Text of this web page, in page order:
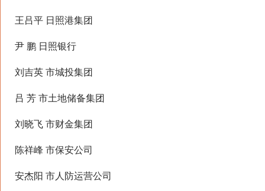
王吕平 日照港集团
尹 鹏 日照银行
刘吉英 市城投集团
吕 芳 市土地储备集团
刘晓飞 市财金集团
陈祥峰 市保安公司
安杰阳 市人防运营公司